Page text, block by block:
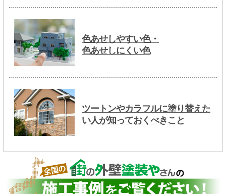
色あせしやすい色・
色あせしにくい色
ツートンやカラフルに塗り替えた
い人が知っておくべきこと